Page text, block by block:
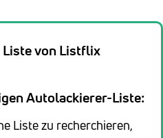
von Listflix
Autolackierer-Liste:
Liste zu recherchieren,